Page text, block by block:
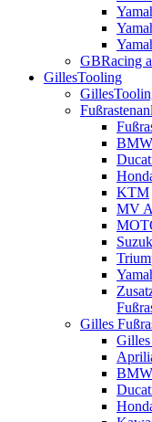
GBRacing
GillesTooling
BMW
KTM
MV
Gilles
Gilles
BMW